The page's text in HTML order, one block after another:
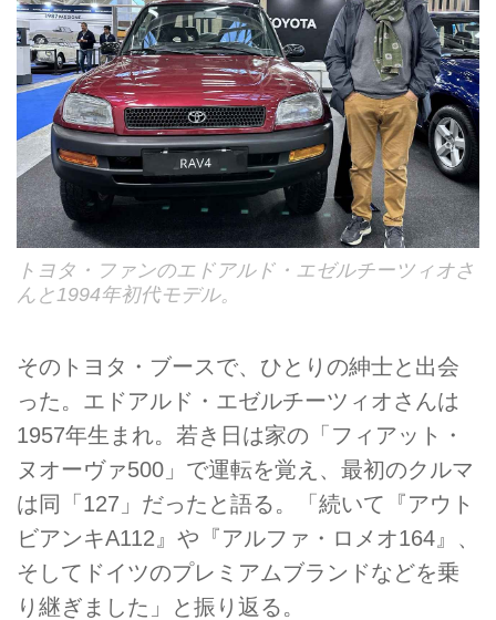
トヨタ・ファンのエドアルド・エゼルチーツィオさ
んと1994年初代モデル。
そのトヨタ・ブースで、ひとりの紳士と出会
った。エドアルド・エゼルチーツィオさんは
1957年生まれ。若き日は家の「フィアット・
ヌオーヴァ500」で運転を覚え、最初のクルマ
は同「127」だったと語る。「続いて『アウト
ビアンキA112』や『アルファ・ロメオ164』、
そしてドイツのプレミアムブランドなどを乗
り継ぎました」と振り返る。